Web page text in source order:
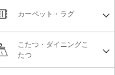
カーペット・ラグ
こたつ・ダイニングこ
たつ